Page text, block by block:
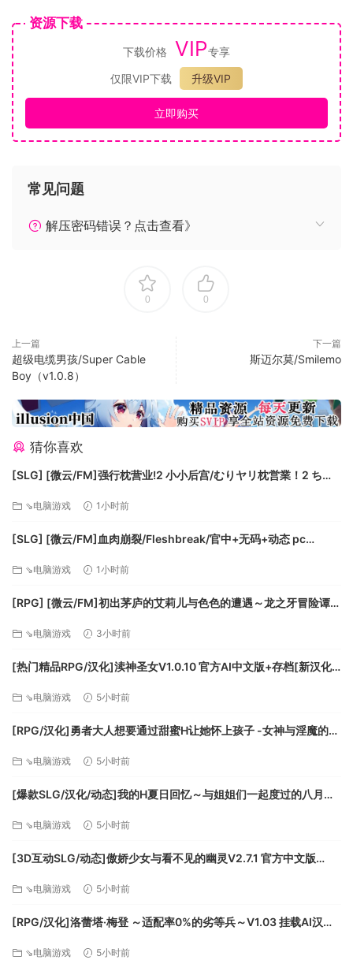
Super BlueJaJa。
当您升级时，Super JaJaMaru 会成为一种力量类型。
化。
收集打倒妖怪时出现的经验物品，以进一步成长为目标！
【关于游戏】
・简单的规则和华丽的忍者技能！
基本控制是移动、攻击和跳跃。
通过击败所有不断出现的妖怪来清除舞台。
玩家和妖怪身上都有一个健康指标，一旦玩家失去健康，游戏
通过跳跃和攻击你的妖怪来使用你狡猾的忍者技能。
消灭所有敌人以清除舞台。
的道具，这将使玩家能够穿过敌人。
通过收集卷轴激活忍术动作 – 例如洪水和火忍术。然后，Ninpo
下昏迷的敌人。
著名的“Gamapackun”也出现了！
如果您收集到一定数量的黄金或灵魂，您可以将它们兑换成
享受具有独特动作的各种角色。
您还可以收集 Jalecoins 来解锁歌曲或游戏文件
歌曲和编曲。
还有一些游戏文件只能在这个游戏中看到。
《茶茶丸的妖怪大决战+地狱》是一款2D动作游戏。这是
资源下载
下载价格 VIP专享
仅限VIP下载
升级VIP
立即购买
常见问题
解压密码错误？点击查看》
0 0
上一篇
超级电缆男孩/Super Cable
Boy（v1.0.8）
下一篇
斯迈尔莫/Smilemo
猜你喜欢
[SLG] [微云/FM]强行枕营业!2 小小后宫/むりヤリ枕営業！2 ちっ
⇘电脑游戏 1小时前
[SLG] [微云/FM]血肉崩裂/Fleshbreak/官中+无码+动态 pc
⇘电脑游戏 1小时前
[RPG] [微云/FM]初出茅庐的艾莉儿与色色的遭遇～龙之牙冒险谭
⇘电脑游戏 3小时前
[热门精品RPG/汉化]渎神圣女V1.0.10 官方AI中文版+存档[新汉化]
⇘电脑游戏 5小时前
[RPG/汉化]勇者大人想要通过甜蜜H让她怀上孩子 -女神与淫魔的二
⇘电脑游戏 5小时前
[爆款SLG/汉化/动态]我的H夏日回忆～与姐姐们一起度过的八月～
⇘电脑游戏 5小时前
[3D互动SLG/动态]傲娇少女与看不见的幽灵V2.7.1 官方中文版
⇘电脑游戏 5小时前
[RPG/汉化]洛蕾塔·梅登 ～适配率0%的劣等兵～V1.03 挂载AI汉化
⇘电脑游戏 5小时前